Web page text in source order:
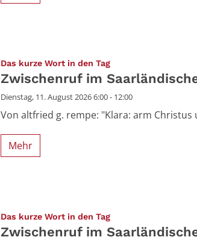
Das kurze Wort in den Tag:
Zwischenruf im
Dienstag, 11. August 2026 6:00 - 12:00
Von altfried g. rempe: "Klara: arm
Mehr
Das kurze Wort in den Tag:
Zwischenruf im